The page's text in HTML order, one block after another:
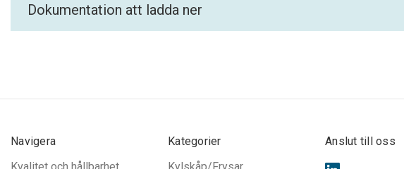
Dokumentation att ladda ner
Navigera
Kategorier
Anslut till oss